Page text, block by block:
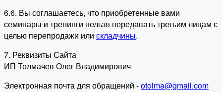
6.6. Вы соглашаетесь, что приобретенные вами
семинары и тренинги нельзя передавать третьим лицам с
целью перепродажи или складчины.
7. Реквизиты Сайта
ИП Толмачев Олег Владимирович
Электронная почта для обращений -otolma@gmail.com